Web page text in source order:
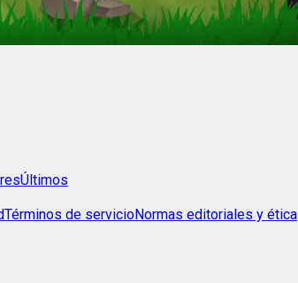
Últimos
Términos de servicioNormas editoriales y ética